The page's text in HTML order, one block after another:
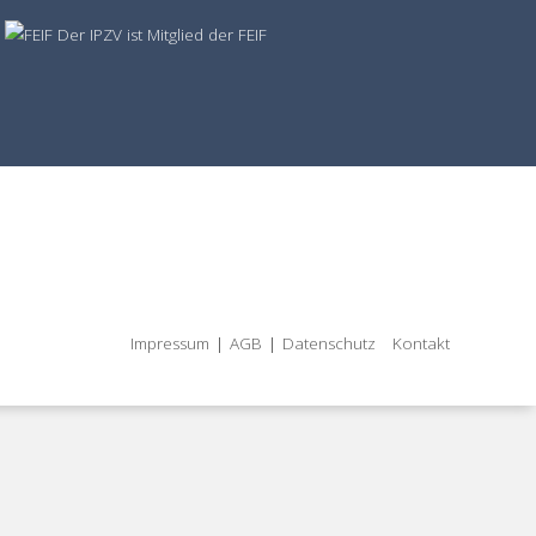
Der IPZV ist Mitglied der FEIF
Impressum | AGB | Datenschutz Kontakt